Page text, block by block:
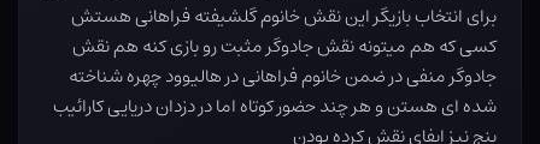
برای انتخاب بازیگر این نقش خانوم گلشیفته فراهانی هستش
کسی که هم میتونه نقش جادوگر مثبت رو بازی کنه هم نقش
جادوگر منفی در ضمن خانوم فراهانی در هالیوود چهره شناخته
شده ای هستن و هر چند حضور کوتاه اما در دزدان دریایی کارائیب
پنج نیز ایفای نقش کرده بودن